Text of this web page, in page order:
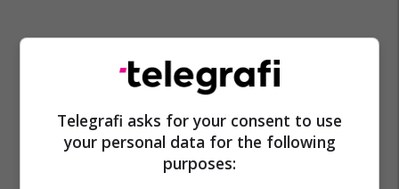
Telegrafi asks for your consent to use
your personal data for the following
purposes: